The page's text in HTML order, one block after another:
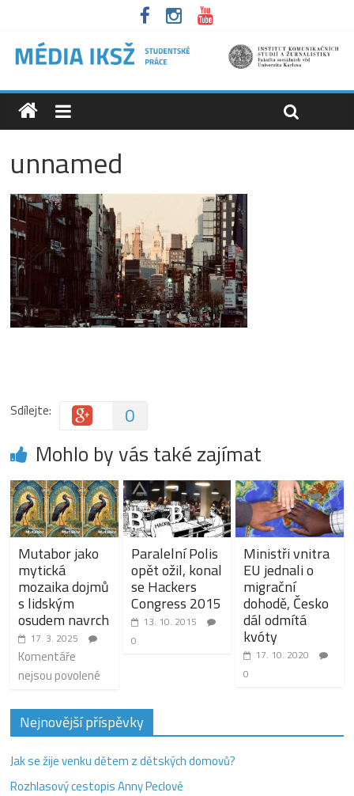
unnamed
Sdílejte: 0
Mohlo by vás také zajímat
Mutabor jako
mytická
mozaika dojmů
s lidským
osudem navrch
17. 3. 2025
Komentáře
nejsou povolené
Paralelní Polis
opět ožil, konal
se Hackers
Congress 2015
13. 10. 2015
0
Ministři vnitra
EU jednali o
migrační
dohodě, Česko
dál odmítá
kvóty
17. 10. 2020
0
Nejnovější příspěvky
Jak se žije venku dětem z dětských domovů?
Rozhlasový cestopis Anny Peclové